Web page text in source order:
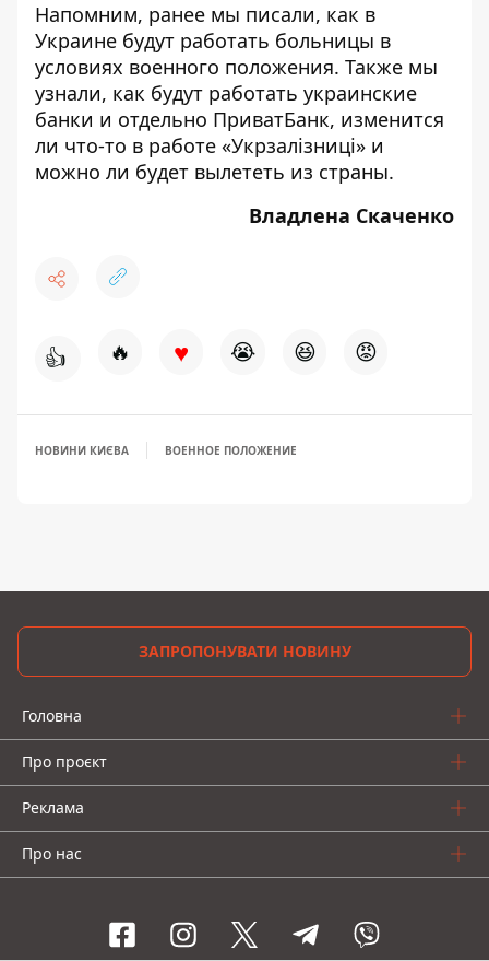
Напомним, ранее мы писали, как в
Украине будут работать больницы в
условиях военного положения. Также мы
узнали, как будут работать украинские
банки и отдельно ПриватБанк, изменится
ли что-то в работе «Укрзалізниці» и
можно ли будет вылететь из страны.
Владлена Скаченко
👍 🔥 ♥ 😭 😆 😡
НОВИНИ КИЄВА ВОЕННОЕ ПОЛОЖЕНИЕ
ЗАПРОПОНУВАТИ НОВИНУ
Головна
Про проєкт
Реклама
Про нас